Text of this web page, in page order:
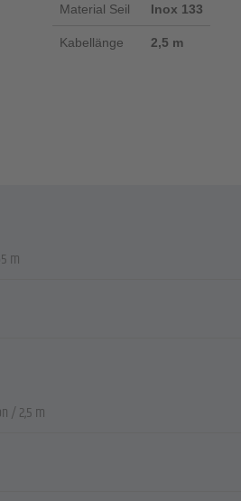
Material Seil Inox 133
Kabellänge
2,5 m
m
/ 2,5 m